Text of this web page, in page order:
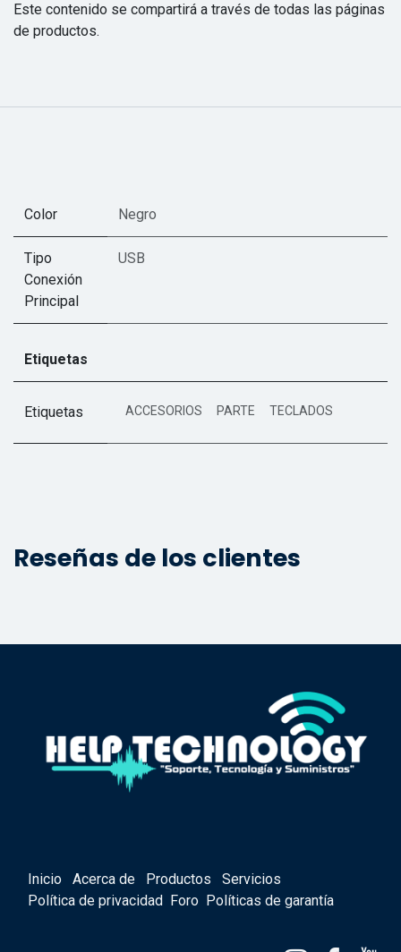
Este contenido se compartirá a través de todas las páginas
de productos.
Color Negro
Tipo
Conexión
Principal
USB
Etiquetas
Etiquetas ACCESORIOS PARTE TECLADOS
Reseñas de los clientes
Inicio Acerca de Productos
Servicios
Política de privacidad
Foro Políticas de garantía